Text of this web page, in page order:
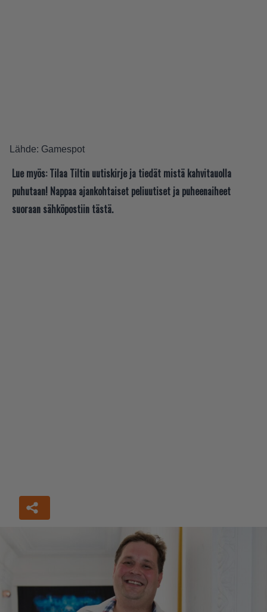
Lähde: Gamespot
Lue myös: Tilaa Tiltin uutiskirje ja tiedät mistä kahvitauolla
puhutaan! Nappaa ajankohtaiset peliuutiset ja puheenaiheet
suoraan sähköpostiin tästä.